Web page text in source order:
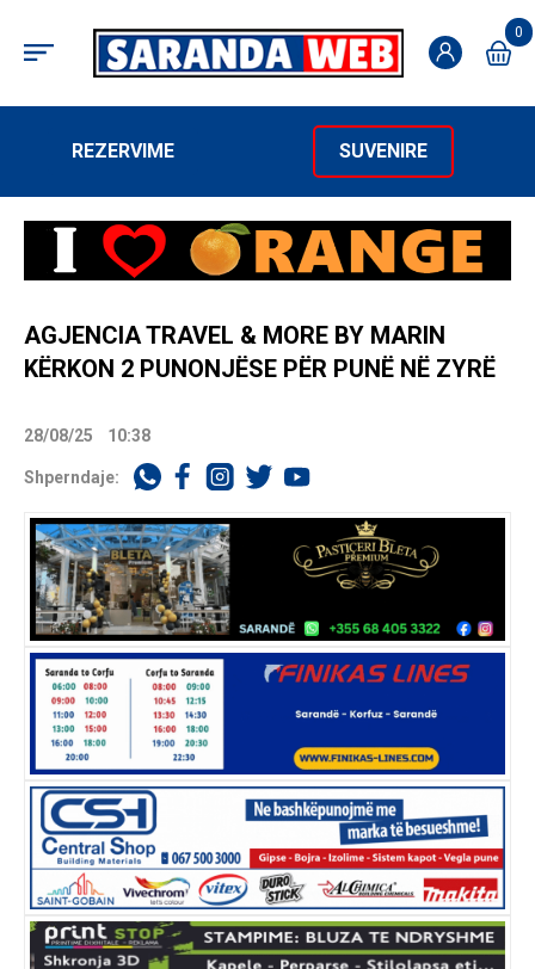
0
REZERVIME SUVENIRE
AGJENCIA TRAVEL & MORE BY MARIN
KËRKON 2 PUNONJËSE PËR PUNË NË ZYRË
28/08/25 10:38
Shperndaje: